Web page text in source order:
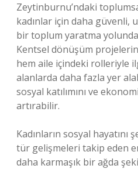
Zeytinburnu’ndaki
kadınlar için daha güvenli,
bir toplum yaratma
Kentsel dönüşüm
hem aile içindeki rolleriyle
alanlarda daha fazla yer
sosyal katılımını ve
artırabilir.
Kadınların sosyal
tür gelişmeleri takip eden
daha karmaşık bir ağda